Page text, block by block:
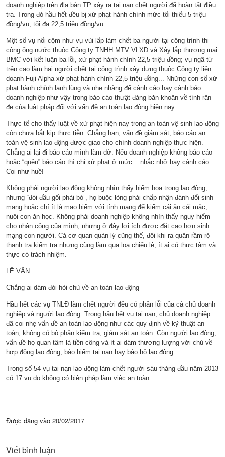
doanh nghiệp trên địa bàn TP xảy ra tai nạn chết người đã hoàn tất điều
tra. Trong đó hầu hết đều bị xử phạt hành chính mức tối thiểu 5 triệu
đồng/vụ, tối đa 22,5 triệu đồng/vụ.
Một số vụ nổi cộm như vụ vùi lấp làm chết ba người tại công trình thi
công ống nước thuộc Công ty TNHH MTV VLXD và Xây lắp thương mại
BMC với kết luận ba lỗi, xử phạt hành chính 22,5 triệu đồng; vụ ngã từ
trên cao làm hai người chết tại công trình xây dựng thuộc Công ty liên
doanh Fuji Alpha xử phạt hành chính 22,5 triệu đồng... Những con số xử
phạt hành chính lạnh lùng và nhẹ nhàng để cảnh cáo hay cảnh báo
doanh nghiệp như vậy trong báo cáo thưật đáng băn khoăn về tính răn
đe của luật pháp đối với vấn đề an toàn lao động hiện nay.
Thực tế cho thấy luật về xử phạt hiện nay trong an toàn vệ sinh lao động
còn chưa bắt kịp thực tiễn. Chẳng hạn, vấn đề giám sát, báo cáo an
toàn vệ sinh lao động được giao cho chính doanh nghiệp thực hiện.
Chẳng ai lại đi báo cáo mình làm dở. Nếu doanh nghiệp không báo cáo
hoặc “quên” báo cáo thì chỉ xử phạt ở mức... nhắc nhở hay cảnh cáo.
Coi như huề!
Không phải người lao động không nhìn thấy hiểm họa trong lao động,
nhưng “đói đầu gối phải bò”, họ buộc lòng phải chấp nhận đánh đổi sinh
mạng hoặc chí ít là mạo hiểm với tính mạng để kiếm cái ăn cái mặc,
nuôi con ăn học. Không phải doanh nghiệp không nhìn thấy nguy hiểm
cho nhân công của mình, nhưng ở đây lợi ích được đặt cao hơn sinh
mạng con người. Cả cơ quan quản lý cũng thế, đôi khi ra quân rầm rộ
thanh tra kiểm tra nhưng cũng làm qua loa chiếu lệ, ít ai có thực tâm và
thực có trách nhiệm.
LÊ VÂN
Chẳng ai dám đòi hỏi chủ về an toàn lao động
Hầu hết các vụ TNLĐ làm chết người đều có phần lỗi của cả chủ doanh
nghiệp và người lao động. Trong hầu hết vụ tai nạn, chủ doanh nghiệp
đã coi nhẹ vấn đề an toàn lao động như các quy định về kỹ thuật an
toàn, không có bộ phận kiểm tra, giám sát an toàn. Còn người lao động,
vấn đề họ quan tâm là tiền công và ít ai dám thương lượng với chủ về
hợp đồng lao động, bảo hiểm tai nạn hay bảo hộ lao động
Trong số 54 vụ tai nạn lao động làm chết người sáu tháng đầu năm 2013
có 17 vụ do không có biện pháp làm việc an toàn.
Được đăng vào 20/02/2017
Viết bình luận